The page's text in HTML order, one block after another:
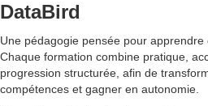
DataBird
Une pédagogie pensée pour apprendre
Chaque formation combine pratique,
progression structurée, afin de
compétences et gagner en autonomie.